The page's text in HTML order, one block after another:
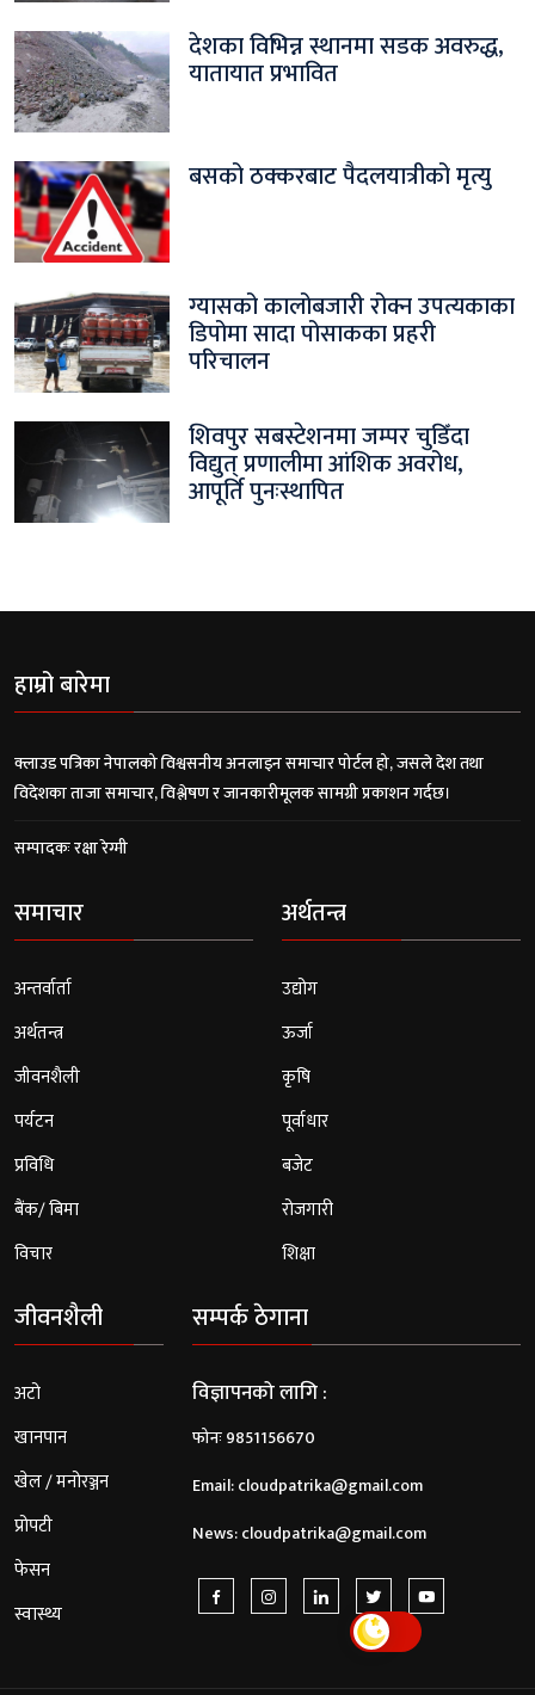
देशका विभिन्न स्थानमा सडक अवरुद्ध,
यातायात प्रभावित
बसको ठक्करबाट पैदलयात्रीको मृत्यु
ग्यासको कालोबजारी रोक्न उपत्यकाका
डिपोमा सादा पोसाकका प्रहरी
परिचालन
शिवपुर सबस्टेशनमा जम्पर चुडिँदा
विद्युत् प्रणालीमा आंशिक अवरोध,
आपूर्ति पुनःस्थापित
हाम्रो बारेमा
क्लाउड पत्रिका नेपालको विश्वसनीय अनलाइन समाचार पोर्टल हो, जसले देश तथा
विदेशका ताजा समाचार, विश्लेषण र जानकारीमूलक सामग्री प्रकाशन गर्दछ।
सम्पादकः रक्षा रेग्मी
समाचार
अन्तर्वार्ता
अर्थतन्त्र
जीवनशैली
पर्यटन
प्रविधि
बैंक/ बिमा
विचार
अर्थतन्त्र
उद्योग
ऊर्जा
कृषि
पूर्वाधार
बजेट
रोजगारी
शिक्षा
जीवनशैली
अटो
खानपान
खेल / मनोरञ्जन
प्रोपटी
फेसन
स्वास्थ्य
सम्पर्क ठेगाना
विज्ञापनको लागि :
फोनः 9851156670
Email:cloudpatrika@gmail.com
News:cloudpatrika@gmail.com